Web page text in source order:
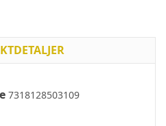
7318128503109